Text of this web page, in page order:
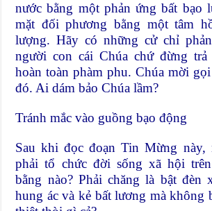
nước bằng một phản ứng bất bạo
mặt đối phương bằng một tâm
lượng. Hãy có những cử chỉ
người con cái Chúa chứ đừng
hoàn toàn phàm phu. Chúa mời
đó. Ai dám bảo Chúa lầm?
Tránh mắc vào guồng bạo động
Sau khi đọc đoạn Tin Mừng
phải tổ chức đời sống xã hội
bằng nào? Phải chăng là bật đèn
hung ác và kẻ bất lương mà không